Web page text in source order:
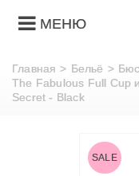
МЕНЮ
Главная > Бельё >
The Fabulous Full Cup
Secret - Black
SALE